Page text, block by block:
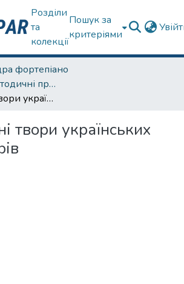
Розділи
та
колекції
Пошук за
критеріями
фортепіано
Навчально-методичні праці
Фортепіанні твори українських композиторів
твори українських